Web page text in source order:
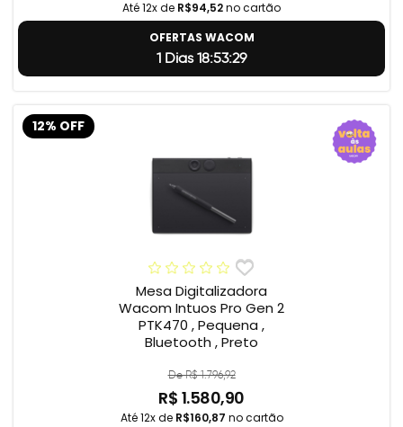
Até 12x de R$94,52no cartão
OFERTAS WACOM
1 Dias 18:53:28
12% OFF
Mesa Digitalizadora
Wacom Intuos Pro Gen 2
PTK470 , Pequena ,
Bluetooth , Preto
De R$ 1.796,92
R$ 1.580,90
Até 12x de R$160,87 no cartão